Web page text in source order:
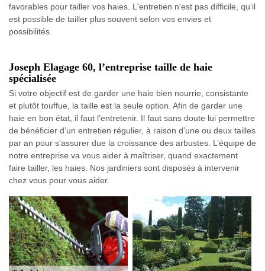
favorables pour tailler vos haies. L'entretien n'est pas difficile, qu’il
est possible de tailler plus souvent selon vos envies et
possibilités.
Joseph Elagage 60, l’entreprise taille de haie
spécialisée
Si votre objectif est de garder une haie bien nourrie, consistante
et plutôt touffue, la taille est la seule option. Afin de garder une
haie en bon état, il faut l’entretenir. Il faut sans doute lui permettre
de bénéficier d’un entretien régulier, à raison d’une ou deux tailles
par an pour s’assurer due la croissance des arbustes. L’équipe de
notre entreprise va vous aider à maîtriser, quand exactement
faire tailler, les haies. Nos jardiniers sont disposés à intervenir
chez vous pour vous aider.